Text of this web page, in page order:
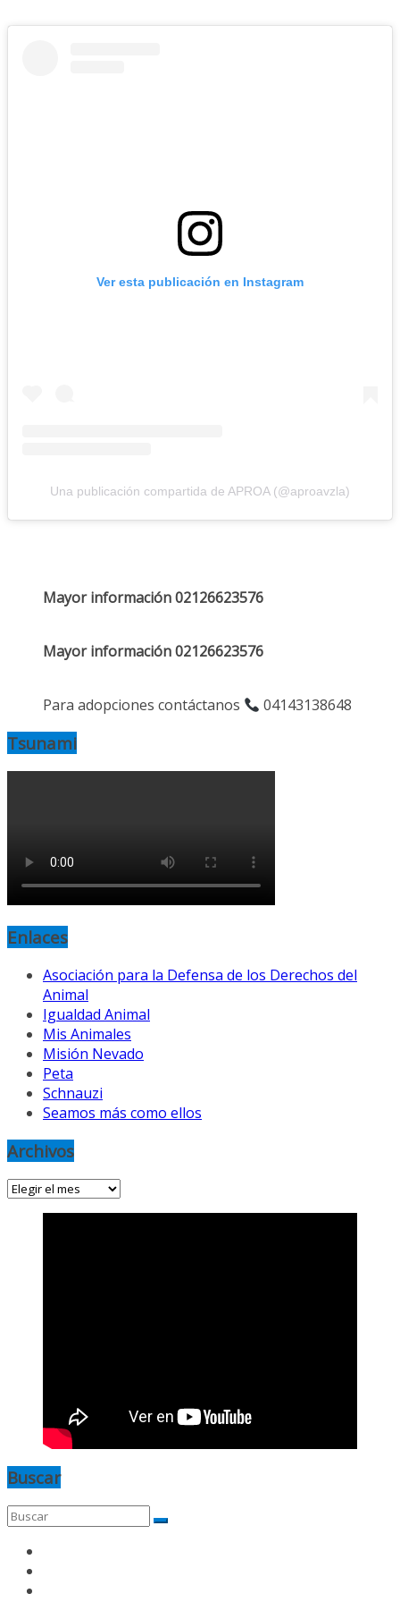
Ver esta publicación en Instagram
Una publicación compartida de APROA (@aproavzla)
Mayor información 02126623576
Mayor información 02126623576
Para adopciones contáctanos 04143138648
Tsunami
Enlaces
Asociación para la Defensa de los Derechos del
Animal
Igualdad Animal
Mis Animales
Misión Nevado
Peta
Schnauzi
Seamos más como ellos
Archivos
Archivos
Buscar